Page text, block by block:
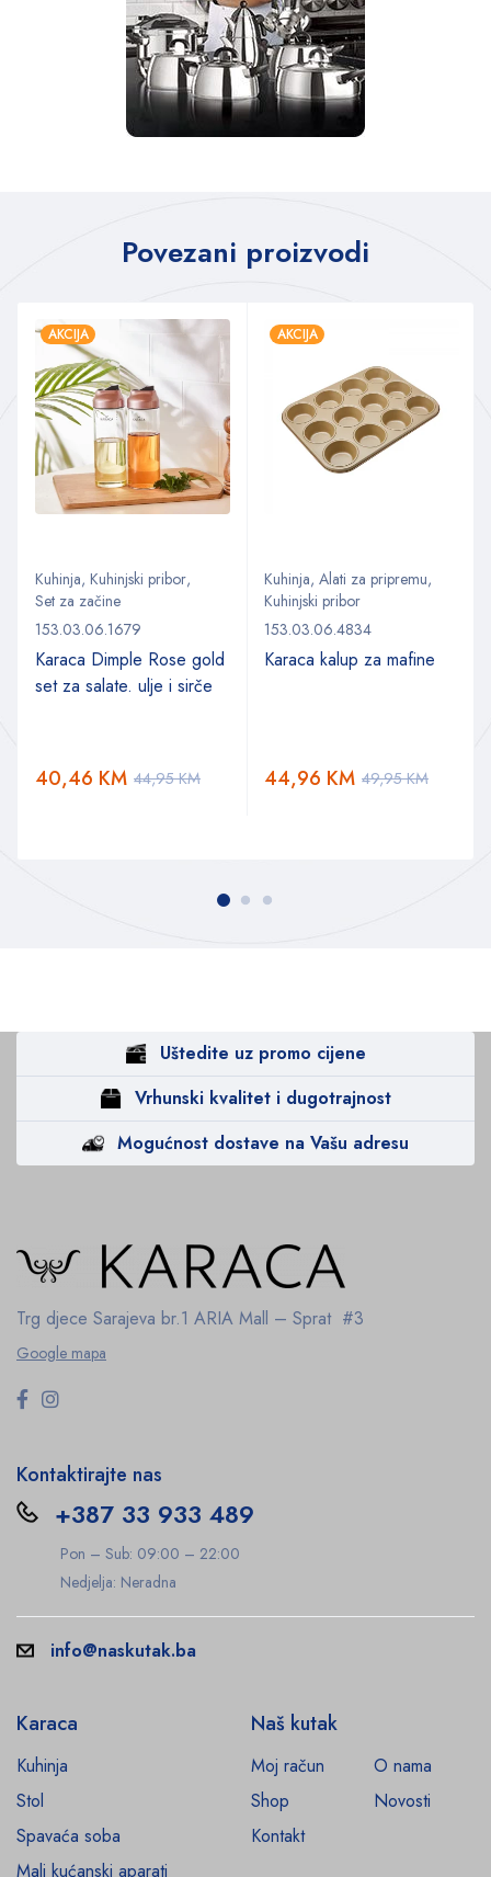
Povezani proizvodi
AKCIJA
Kuhinja, Kuhinjski pribor,
Set za začine
153.03.06.1679
Karaca Dimple Rose gold
set za salate. ulje i sirče
44,95KM
40,46 KM
AKCIJA
Kuhinja, Alati za pripremu,
Kuhinjski pribor
153.03.06.4834
Karaca kalup za mafine
49,95KM
44,96 KM
Uštedite uz promo cijene
Vrhunski kvalitet i dugotrajnost
Mogućnost dostave na Vašu adresu
Trg djece Sarajeva br.1 ARIA Mall – Sprat #3
Google mapa
Kontaktirajte nas
+387 33 933 489
Pon – Sub: 09:00 – 22:00
Nedjelja: Neradna
info@naskutak.ba
Karaca
Kuhinja
Stol
Spavaća soba
Mali kućanski aparati
Naš kutak
Moj račun
O nama
Shop
Novosti
Kontakt